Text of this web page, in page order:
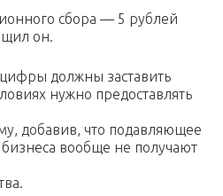
сбора — 5 рублей
он.
должны заставить
нужно предоставлять
добавив, что подавляющее
вообще не получают